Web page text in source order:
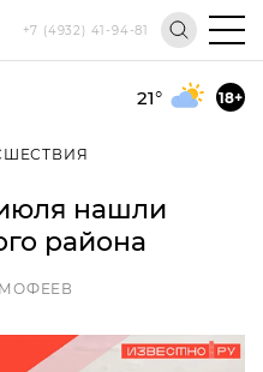
+7 (4932) 41-94-81
21° 18+
нашли
района